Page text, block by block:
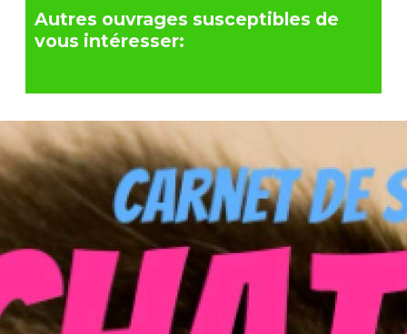
Autres ouvrages susceptibles de
vous intéresser: